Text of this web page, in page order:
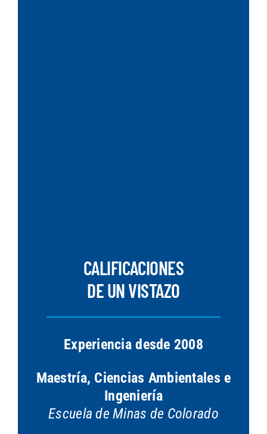
CALIFICACIONES
DE UN VISTAZO
Experiencia desde 2008
Maestría, Ciencias Ambientales e
Ingeniería
Escuela de Minas de Colorado